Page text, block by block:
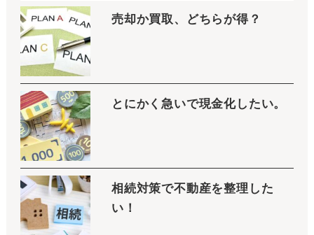
売却か買取、どちらが得？
とにかく急いで現金化したい。
相続対策で不動産を整理した
い！